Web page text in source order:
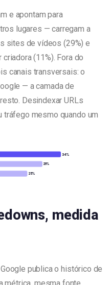
e apontam para
lugares — carregam a
sites de vídeos (29%) e
(11%). Fora do
canais transversais: o
— a camada de
Desindexar URLs
tráfego mesmo quando um
34%
29%
25%
medida
publica o histórico de